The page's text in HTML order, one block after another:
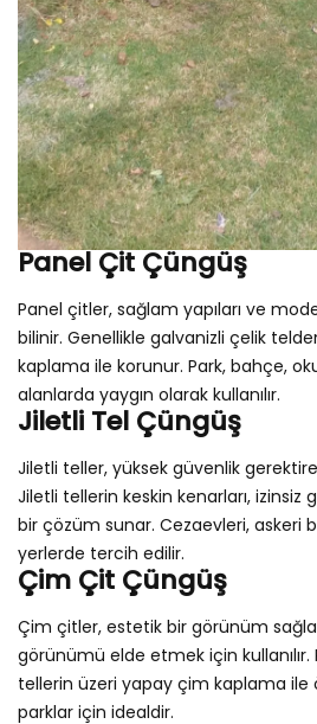
Panel Çit Çüngüş
Panel çitler, sağlam yapıları ve
bilinir. Genellikle galvanizli çelik
kaplama ile korunur. Park, bahçe,
alanlarda yaygın olarak kullanılır.
Jiletli Tel Çüngüş
Jiletli teller, yüksek güvenlik
Jiletli tellerin keskin kenarları, izinsiz
bir çözüm sunar. Cezaevleri, askeri
yerlerde tercih edilir.
Çim Çit Çüngüş
Çim çitler, estetik bir görünüm
görünümü elde etmek için
tellerin üzeri yapay çim kaplama ile
parklar için idealdir.